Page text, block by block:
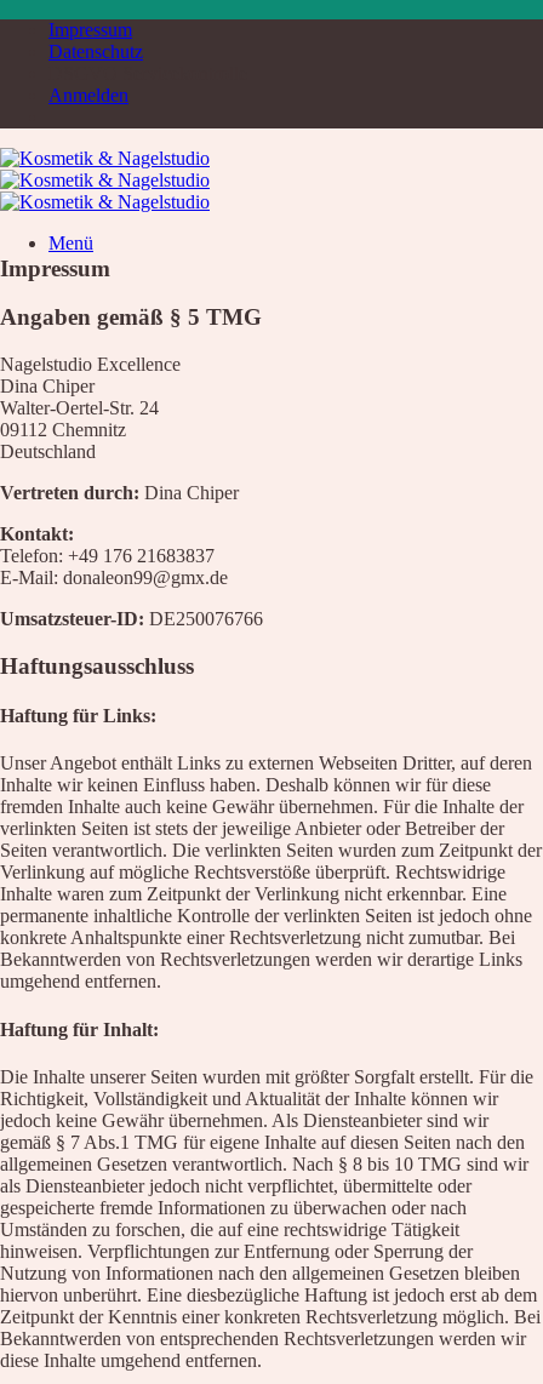
Impressum
Datenschutz
Anmelden
Menü
Suche
Home
Service & Produkte
Service
Übersicht
Liste aller Angebote
Augenbrauen – Wimpern
Wimpernverlängerung
Waxing
Unsere Empfehlung
Hyaluron pen Behandlung
Microblading
Kosmetik – Produkte
Karaja
PHYRIS
Über Uns
Informationen
Kontakt
Über Uns
Nachricht
Anfahrt
News
Wunschliste
Impressum
Angaben gemäß § 5 TMG
Nagelstudio Excellence
Dina Chiper
Walter-Oertel-Str. 24
09112 Chemnitz
Deutschland
Vertreten durch: Dina Chiper
Kontakt:
Telefon: +49 176 21683837
E-Mail: donaleon99@gmx.de
Umsatzsteuer-ID: DE250076766
Haftungsausschluss
Haftung für Links:
Unser Angebot enthält Links zu externen Webseiten Dritter, auf deren
Inhalte wir keinen Einfluss haben. Deshalb können wir für diese
fremden Inhalte auch keine Gewähr übernehmen. Für die Inhalte der
verlinkten Seiten ist stets der jeweilige Anbieter oder Betreiber der
Seiten verantwortlich. Die verlinkten Seiten wurden zum Zeitpunkt der
Verlinkung auf mögliche Rechtsverstöße überprüft. Rechtswidrige
Inhalte waren zum Zeitpunkt der Verlinkung nicht erkennbar. Eine
permanente inhaltliche Kontrolle der verlinkten Seiten ist jedoch ohne
konkrete Anhaltspunkte einer Rechtsverletzung nicht zumutbar. Bei
Bekanntwerden von Rechtsverletzungen werden wir derartige Links
umgehend entfernen.
Haftung für Inhalt:
Die Inhalte unserer Seiten wurden mit größter Sorgfalt erstellt. Für die
Richtigkeit, Vollständigkeit und Aktualität der Inhalte können wir
jedoch keine Gewähr übernehmen. Als Diensteanbieter sind wir
gemäß § 7 Abs.1 TMG für eigene Inhalte auf diesen Seiten nach den
allgemeinen Gesetzen verantwortlich. Nach § 8 bis 10 TMG sind wir
als Diensteanbieter jedoch nicht verpflichtet, übermittelte oder
gespeicherte fremde Informationen zu überwachen oder nach
Umständen zu forschen, die auf eine rechtswidrige Tätigkeit
hinweisen. Verpflichtungen zur Entfernung oder Sperrung der
Nutzung von Informationen nach den allgemeinen Gesetzen bleiben
hiervon unberührt. Eine diesbezügliche Haftung ist jedoch erst ab dem
Zeitpunkt der Kenntnis einer konkreten Rechtsverletzung möglich. Bei
Bekanntwerden von entsprechenden Rechtsverletzungen werden wir
diese Inhalte umgehend entfernen.